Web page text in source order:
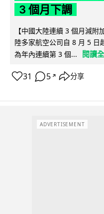
3 個月下調
【中國大陸連續 3 個月減
陸多家航空公司自 8 月 5 日
為年內連續第 3 個...
閱讀
31 5 ↗ 分享
ADVERTISEMENT